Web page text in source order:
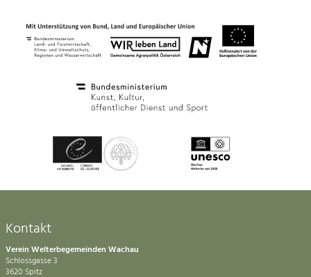
Kontakt
Verein Welterbegemeinden Wachau
Schlossgasse 3
3620 Spitz